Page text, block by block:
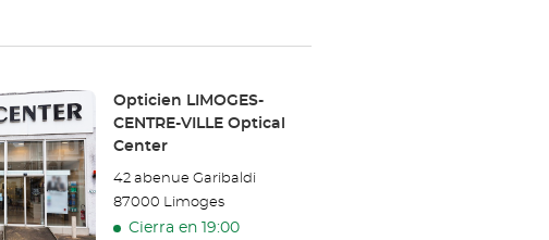
tienda
BLAYE
Tienda:
Opticien LIMOGES-
CENTRE-VILLE Optical
Center
42 abenue Garibaldi
87000 Limoges
Cierra en 19:00